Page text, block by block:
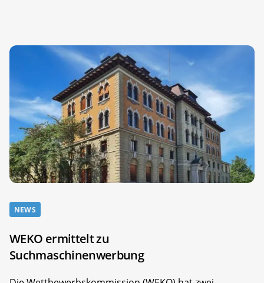
NEWS
WEKO ermittelt zu
Suchmaschinenwerbung